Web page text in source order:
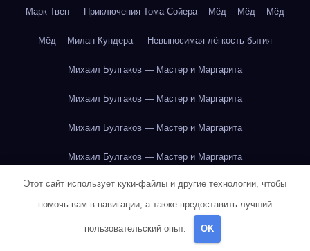
Марк Твен — Приключения Тома Сойера Мёд Мёд Мёд
Мёд Милан Кундера — Невыносимая лёгкость бытия
Михаил Булгаков — Мастер и Маргарита
Михаил Булгаков — Мастер и Маргарита
Михаил Булгаков — Мастер и Маргарита
Михаил Булгаков — Мастер и Маргарита
Михаил Булгаков — Мастер и Маргарита
Михаил Булгаков — Мастер и Маргарита
Михаил Булгаков — Мастер и Маргарита
Этот сайт использует куки-файлы и другие технологии, чтобы
помочь вам в навигации, а также предоставить лучший
пользовательский опыт. OK